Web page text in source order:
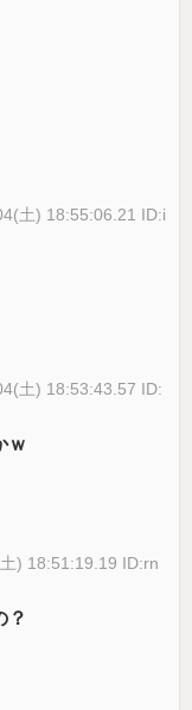
土) 18:55:06.21 ID:i
土) 18:53:43.57 ID:
ｗ
) 18:51:19.19 ID:rn
？